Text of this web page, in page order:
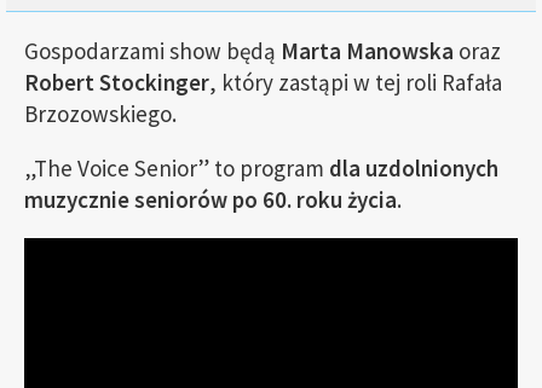
Gospodarzami show będą Marta Manowska oraz
Robert Stockinger, który zastąpi w tej roli Rafała
Brzozowskiego.
„The Voice Senior” to program dla uzdolnionych
muzycznie seniorów po 60. roku życia.